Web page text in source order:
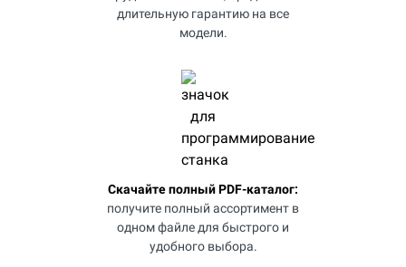
длительную гарантию на все
модели.
Скачайте полный PDF-каталог:
получите полный ассортимент в
одном файле для быстрого и
удобного выбора.